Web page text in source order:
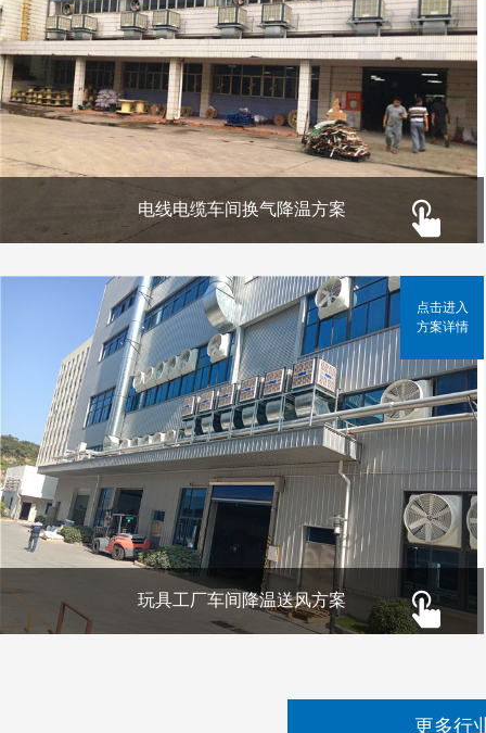
电线电缆车间换气降温方案
玩具工厂车间降温送风方案
点击进入
方案详情
更多行